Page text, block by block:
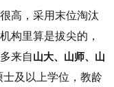
高，采用末位淘汰
构里算是拔尖的，
来自山大、山师、山
及以上学位，教龄